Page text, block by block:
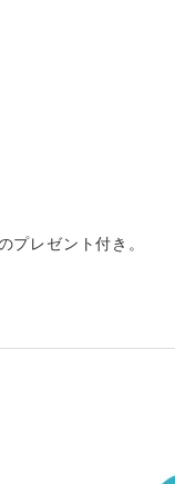
レゼント付き。